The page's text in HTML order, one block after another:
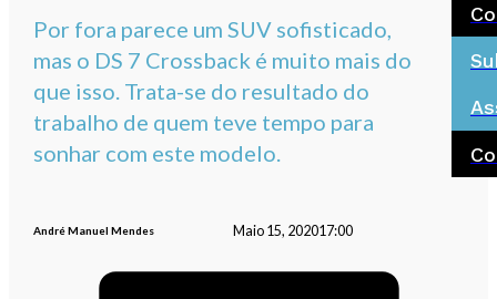
Por fora parece um SUV sofisticado,
mas o DS 7 Crossback é muito mais do
que isso. Trata-se do resultado do
trabalho de quem teve tempo para
sonhar com este modelo.
André Manuel Mendes Maio 15, 202017:00